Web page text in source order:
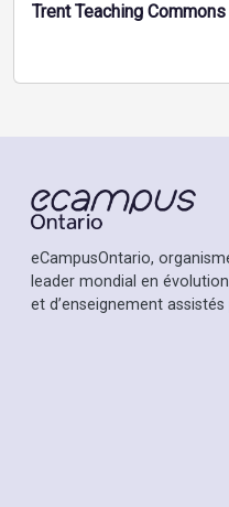
Trent Teaching Commons
eCampusOntario,
leader mondial en
et d’enseignement